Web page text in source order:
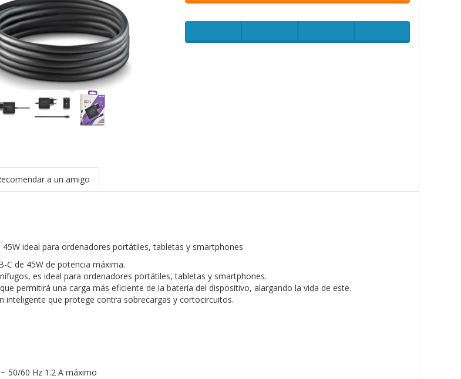
a un amigo
ideal para ordenadores portátiles, tabletas y smartphones
C de 45W de potencia máxima.
es ideal para ordenadores portátiles, tabletas y smartphones.
permitirá una carga más eficiente de la batería del dispositivo, alargando la vida de este.
inteligente que protege contra sobrecargas y cortocircuitos.
50/60 Hz 1.2 A máximo